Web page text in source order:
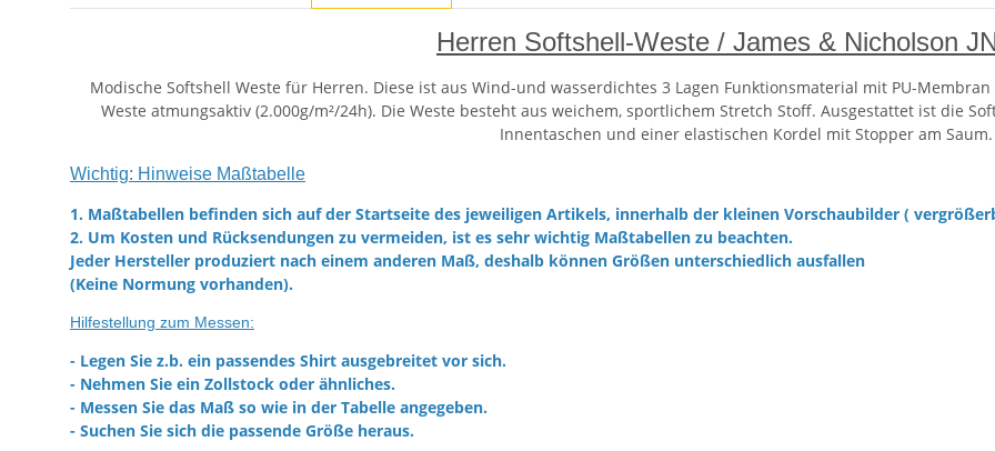
Herren Softshell-Weste / James & Nicholson
Modische Softshell Weste für Herren. Diese ist aus Wind-und wasserdichtes 3 Lagen Funktionsmaterial mit PU-
Weste atmungsaktiv (2.000g/m²/24h). Die Weste besteht aus weichem, sportlichem Stretch Stoff. Ausgestattet ist die
Innentaschen und einer elastischen Kordel mit Stopper am Saum.
Wichtig: Hinweise Maßtabelle
1. Maßtabellen befinden sich auf der Startseite des jeweiligen Artikels, innerhalb der kleinen Vorschaubilder (
2. Um Kosten und Rücksendungen zu vermeiden, ist es sehr wichtig Maßtabellen zu beachten.
Jeder Hersteller produziert nach einem anderen Maß, deshalb können Größen unterschiedlich ausfallen
(Keine Normung vorhanden).
Hilfestellung zum Messen:
- Legen Sie z.b. ein passendes Shirt ausgebreitet vor sich.
- Nehmen Sie ein Zollstock oder ähnliches.
- Messen Sie das Maß so wie in der Tabelle angegeben.
- Suchen Sie sich die passende Größe heraus.